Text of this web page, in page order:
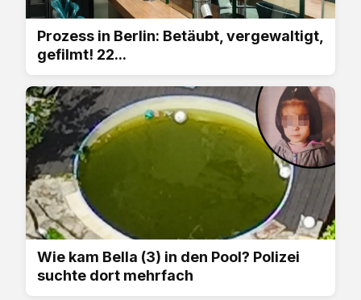
Prozess in Berlin: Betäubt, vergewaltigt,
gefilmt! 22...
Wie kam Bella (3) in den Pool? Polizei
suchte dort mehrfach